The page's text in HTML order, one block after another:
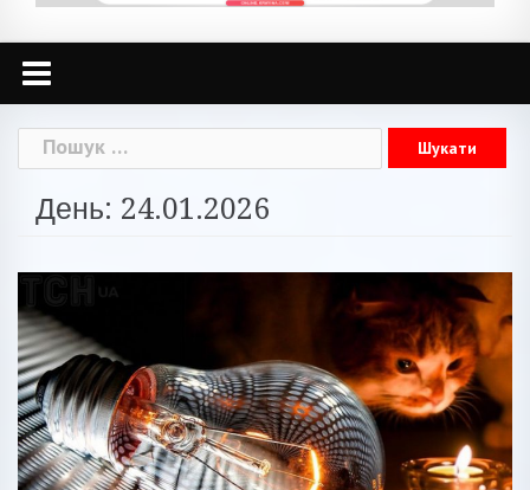
Пошук:
День: 24.01.2026